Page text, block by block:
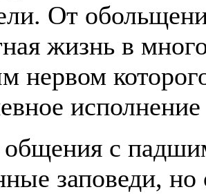
От
жизнь в
нервом
исполнение
с
заповеди,